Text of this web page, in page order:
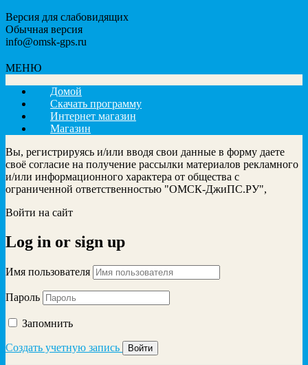
Версия для слабовидящих
Обычная версия
info@omsk-gps.ru
МЕНЮ
Домой
Скачать программу
Интернет магазин
Магазин
Вы, регистрируясь и/или вводя свои данные в форму даете
своё согласие на получение рассылки материалов рекламного
и/или информационного характера от общества с
ограниченной ответственностью "ОМСК-ДжиПС.РУ",
Войти на сайт
Log in or sign up
Имя пользователя
Пароль
Запомнить
Создать учетную запись